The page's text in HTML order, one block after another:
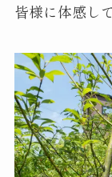
皆様に体感し